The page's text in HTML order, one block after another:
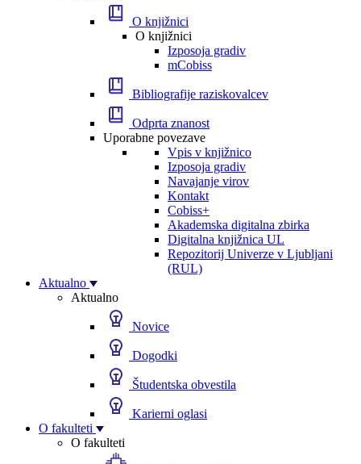
O knjižnici
O knjižnici
Izposoja gradiv
mCobiss
Bibliografije raziskovalcev
Odprta znanost
Uporabne povezave
Vpis v knjižnico
Izposoja gradiv
Navajanje virov
Kontakt
Cobiss+
Akademska digitalna zbirka
Digitalna knjižnica UL
Repozitorij Univerze v Ljubljani
(RUL)
Aktualno
Aktualno
Novice
Dogodki
Študentska obvestila
Karierni oglasi
O fakulteti
O fakulteti